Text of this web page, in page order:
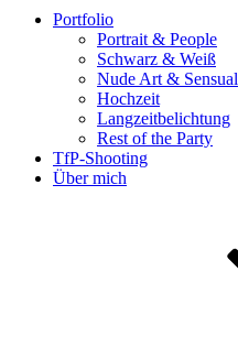
Portfolio
Portrait & People
Schwarz & Weiß
Nude Art & Sensual
Hochzeit
Langzeitbelichtung
Rest of the Party
TfP-Shooting
Über mich